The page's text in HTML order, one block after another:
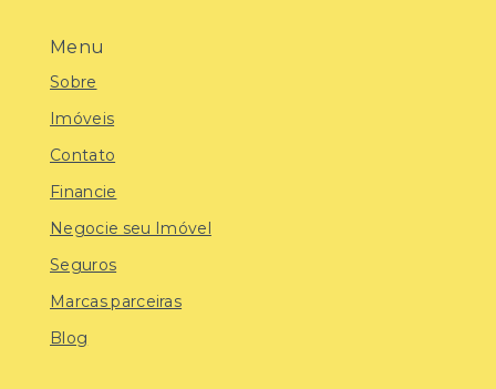
Menu
Sobre
Imóveis
Contato
Financie
Negocie seu Imóvel
Seguros
Marcas parceiras
Blog